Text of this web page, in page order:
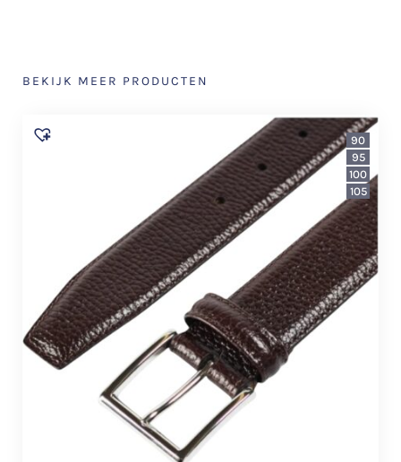
BEKIJK MEER PRODUCTEN
90
95
100
105